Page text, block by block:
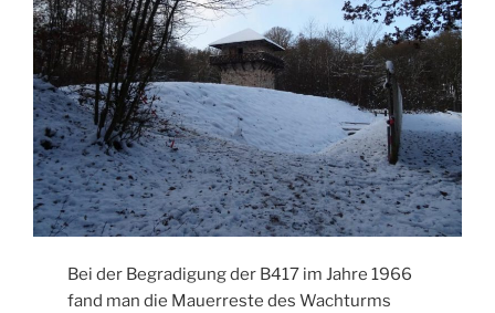
Bei der Begradigung der B417 im Jahre 1966
fand man die Mauerreste des Wachturms